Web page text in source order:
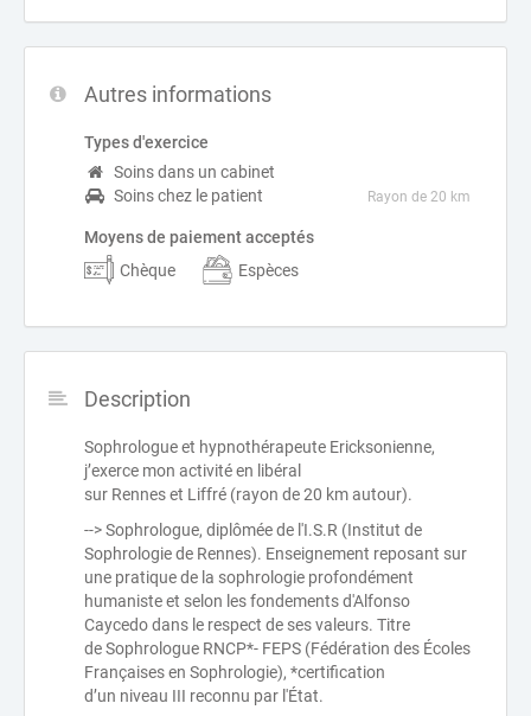
Autres informations
Types d'exercice
Soins dans un cabinet
Soins chez le patient
Rayon de 20 km
Moyens de paiement acceptés
Chèque
Espèces
Description
Sophrologue et hypnothérapeute Ericksonienne,
j’exerce mon activité en libéral
sur Rennes et Liffré (rayon de 20 km autour).
--> Sophrologue, diplômée de l'I.S.R (Institut de
Sophrologie de Rennes). Enseignement reposant sur
une pratique de la sophrologie profondément
humaniste et selon les fondements d'Alfonso
Caycedo dans le respect de ses valeurs. Titre
de Sophrologue RNCP*- FEPS (Fédération des Écoles
Françaises en Sophrologie), *certification
d’un niveau III reconnu par l'État.